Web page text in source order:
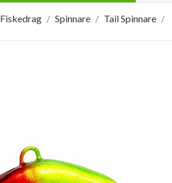
Fiskedrag Spinnare Tail Spinnare